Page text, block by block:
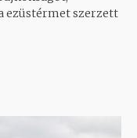
ezüstérmet szerzett